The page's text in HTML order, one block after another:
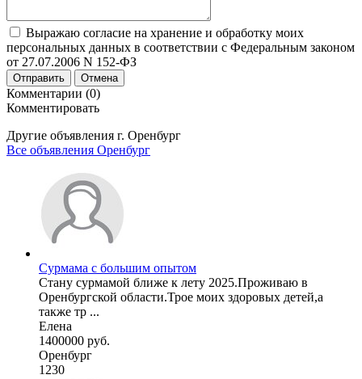
Выражаю согласие на хранение и обработку моих
персональных данных в соответствии с Федеральным законом
от 27.07.2006 N 152-ФЗ
Отправить Отмена
Комментарии (0)
Комментировать
Другие объявления г. Оренбург
Все объявления Оренбург
Сурмама с большим опытом
Стану сурмамой ближе к лету 2025.Проживаю в
Оренбургской области.Трое моих здоровых детей,а
также тр ...
Елена
1400000 руб.
Оренбург
1230